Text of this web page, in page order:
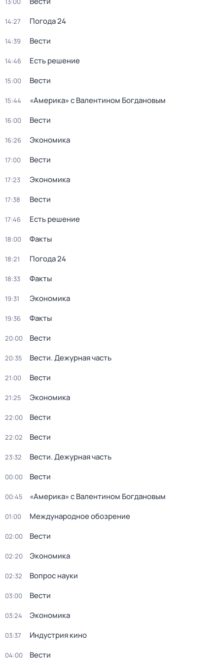
14:27 Погода 24
14:39 Вести
14:46 Есть решение
15:00 Вести
15:44 «Америка» с Валентином Богдановым
16:00 Вести
16:26 Экономика
17:00 Вести
17:23 Экономика
17:38 Вести
17:46 Есть решение
18:00 Факты
18:21 Погода 24
18:33 Факты
19:31 Экономика
19:36 Факты
20:00 Вести
20:35 Вести. Дежурная часть
21:00 Вести
21:25 Экономика
22:00 Вести
22:02 Вести
23:32 Вести. Дежурная часть
00:00 Вести
00:45 «Америка» с Валентином Богдановым
01:00 Международное обозрение
02:00 Вести
02:20 Экономика
02:32 Вопрос науки
03:00 Вести
03:24 Экономика
03:37 Индустрия кино
04:00 Вести